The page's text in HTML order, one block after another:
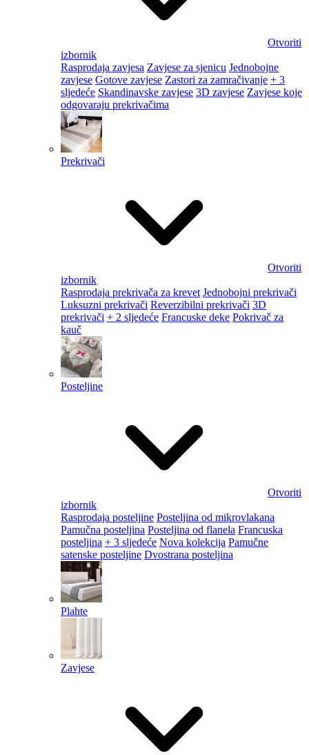
Otvoriti
izbornik
Rasprodaja zavjesa Zavjese za sjenicu Jednobojne
zavjese Gotove zavjese Zastori za zamračivanje + 3
sljedeće Skandinavske zavjese 3D zavjese Zavjese koje
odgovaraju prekrivačima
Prekrivači
Otvoriti
izbornik
Rasprodaja prekrivača za krevet Jednobojni prekrivači
Luksuzni prekrivači Reverzibilni prekrivači 3D
prekrivači + 2 sljedeće Francuske deke Pokrivač za
kauč
Posteljine
Otvoriti
izbornik
Rasprodaja posteljine Posteljina od mikrovlakana
Pamučna posteljina Posteljina od flanela Francuska
posteljina + 3 sljedeće Nova kolekcija Pamučne
satenske posteljine Dvostrana posteljina
Plahte
Zavjese